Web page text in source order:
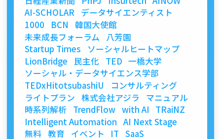
AI-SCHOLAR データサイエンティスト
1000
BCN
韓国大使館
未来成長フォーラム
八芳園
Startup Times
ソーシャルヒートマップ
LionBridge 民主化 TED 一橋大学
ソーシャル・データサイエンス学部
TEDxHitotsubashiU
コンサルティング
ライトプラン 株式会社アジラ
マニュアル
時系列解析 TrendFlow with AI
TRaiNZ
Intelligent Automation AI Next Stage
無料 教育 イベント IT SaaS